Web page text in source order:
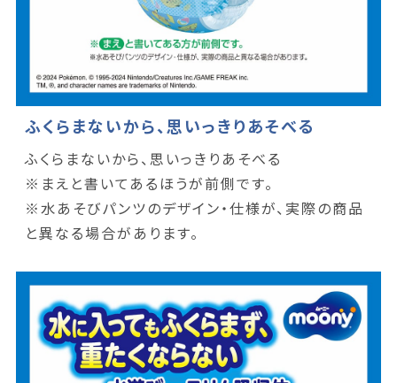
ふくらまないから、思いっきりあそべる
ふくらまないから、思いっきりあそべる
※まえと書いてあるほうが前側です。
※水あそびパンツのデザイン・仕様が、実際の商品
と異なる場合があります。